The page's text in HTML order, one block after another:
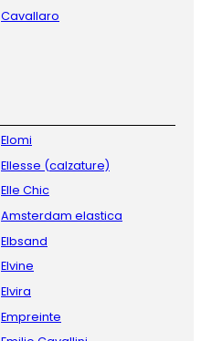
Cavallaro
Elomi
Ellesse (calzature)
Elle Chic
Amsterdam elastica
Elbsand
Elvine
Elvira
Empreinte